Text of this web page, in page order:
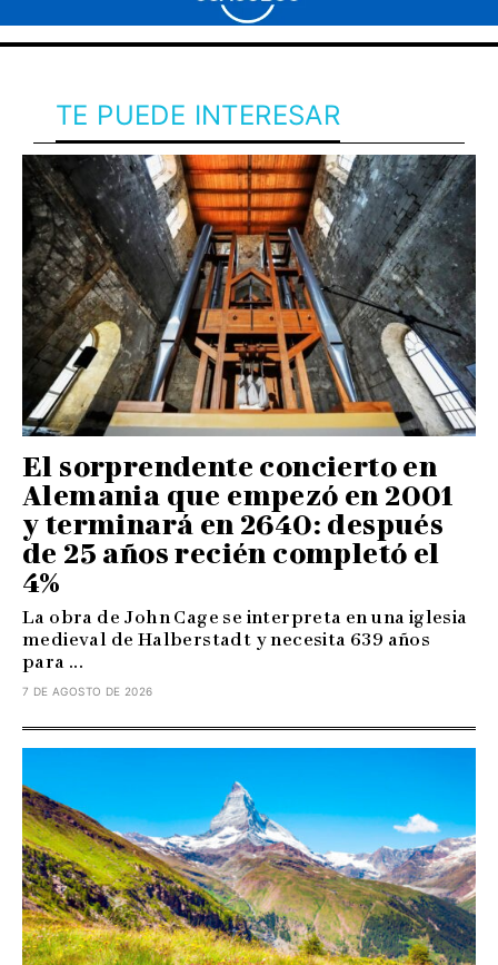
TE PUEDE INTERESAR
El sorprendente concierto en
Alemania que empezó en 2001
y terminará en 2640: después
de 25 años recién completó el
4%
La obra de John Cage se interpreta en una iglesia
medieval de Halberstadt y necesita 639 años
para ...
7 DE AGOSTO DE 2026